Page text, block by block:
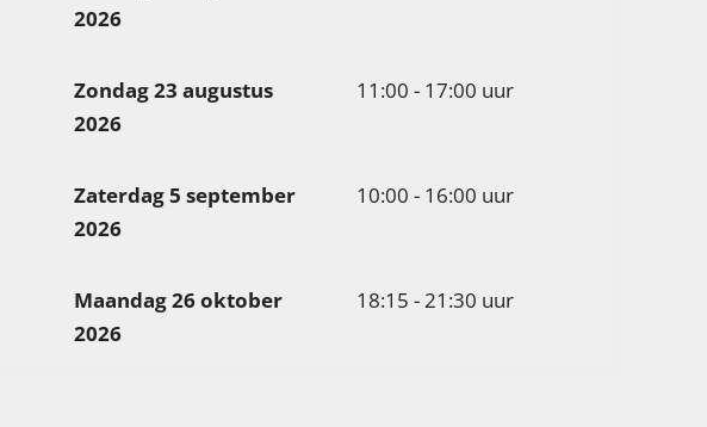
2026
Zondag 23 augustus
2026
11:00 - 17:00 uur
Zaterdag 5 september
2026
10:00 - 16:00 uur
Maandag 26 oktober
2026
18:15 - 21:30 uur